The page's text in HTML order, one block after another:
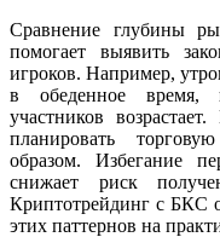
Сравнение глубины
помогает выявить
игроков. Например,
в обеденное время,
участников
планировать
образом. Избегание
снижает риск
Криптотрейдинг с БКС
этих паттернов на